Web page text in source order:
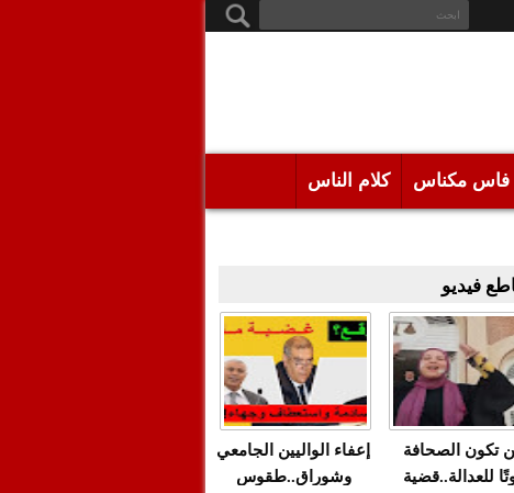
فاس مكناس كلام الناس
فيديو
تكون الصحافة
للعدالة..قضية
إعفاء الواليين الجامعي
وشوراق..طقوس